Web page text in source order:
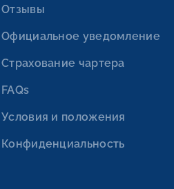
Отзывы
Официальное уведомление
Страхование чартера
FAQs
Условия и положения
Конфиденциальность